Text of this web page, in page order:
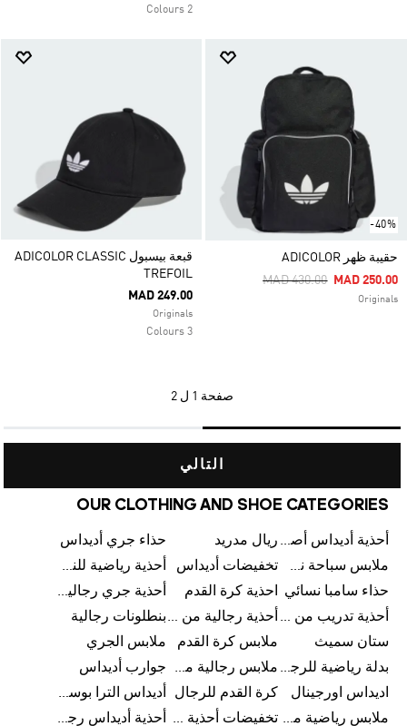
2 Colours
-40%
حقيبة ظهر ADICOLOR
Price Reduced From
MAD 430.00ToMAD 250.00
Originals
قبعة بيسبول ADICOLOR CLASSIC
TREFOIL
MAD 249.00
Originals
3 Colours
صفحة 1 ل 2
التالي
OUR CLOTHING AND SHOE CATEGORIES
أحذية أديداس أصلية ريال مدريد
حذاء جري أديداس
ملابس سباحة نسائية من أديداس
تخفيضات أديداس
أحذية رياضية للنساء
حذاء سامبا نسائي
احذية كرة القدم
أحذية جري رجالية من أديداس
أحذية تدريب من أديداس
أحذية رجالية من أديداس بتخفيضاتبنطلونات رجالية
ستان سميث
ملابس كرة القدم
ملابس الجري
بدلة رياضية للرجال
ملابس رجالية من أديداس بتخفيضات
جوارب أديداس
اديداس اورجينال
كرة القدم للرجال
أديداس الترا بوست رجالي
ملابس رياضية من أديداس
تخفيضات أحذية رجالية من أديداس
أحذية أديداس رجالية